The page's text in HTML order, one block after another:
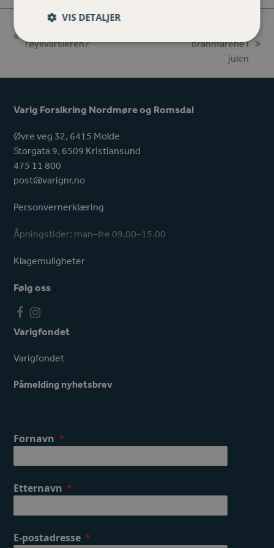
previous
røykvarsleren?
next
brannfarene i
julen
Varig Forsikring Nordmøre og Romsdal
Øvre veg 32, 6415 Molde
Storgata 9, 6509 Kristiansund
475 11 800
post@varignr.no
Personvernerklæring
Åpningstider: man–fre 09.00–15.00
Klagemuligheter
Følg oss
F
a
e
o
o
I
n
t
a
g
r
Varigfondet
Varigfondet
Påmelding nyhetsbrev
Fornavn
Etternavn
E-postadresse
VIS DETALJER